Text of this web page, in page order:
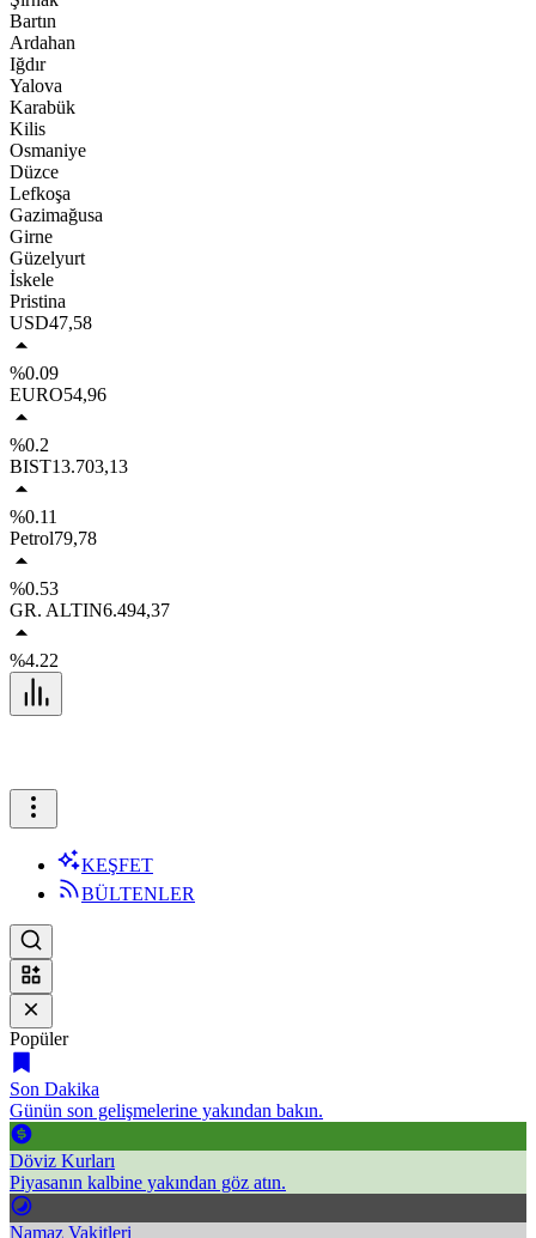
Bartın
Ardahan
Iğdır
Yalova
Karabük
Kilis
Osmaniye
Düzce
Lefkoşa
Gazimağusa
Girne
Güzelyurt
İskele
Pristina
USD47,58
%0.09
EURO54,96
%0.2
BIST13.703,13
%0.11
Petrol79,78
%0.53
GR. ALTIN6.494,37
%4.22
KEŞFET
BÜLTENLER
Popüler
Son Dakika
Günün son gelişmelerine yakından bakın.
Döviz Kurları
Piyasanın kalbine yakından göz atın.
Namaz Vakitleri